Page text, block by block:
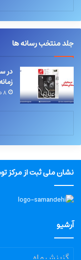
جلد منتخب رسانه ها
در
۸ دی, ۱۴۰۴
نشان ملی ثبت از مرکز
آرشیو
آرشیو